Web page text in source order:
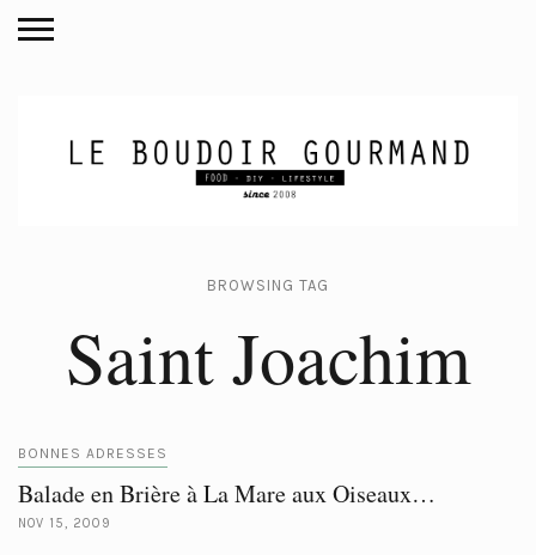
BROWSING TAG
Saint Joachim
BONNES ADRESSES
Balade en Brière à La Mare aux Oiseaux…
NOV 15, 2009